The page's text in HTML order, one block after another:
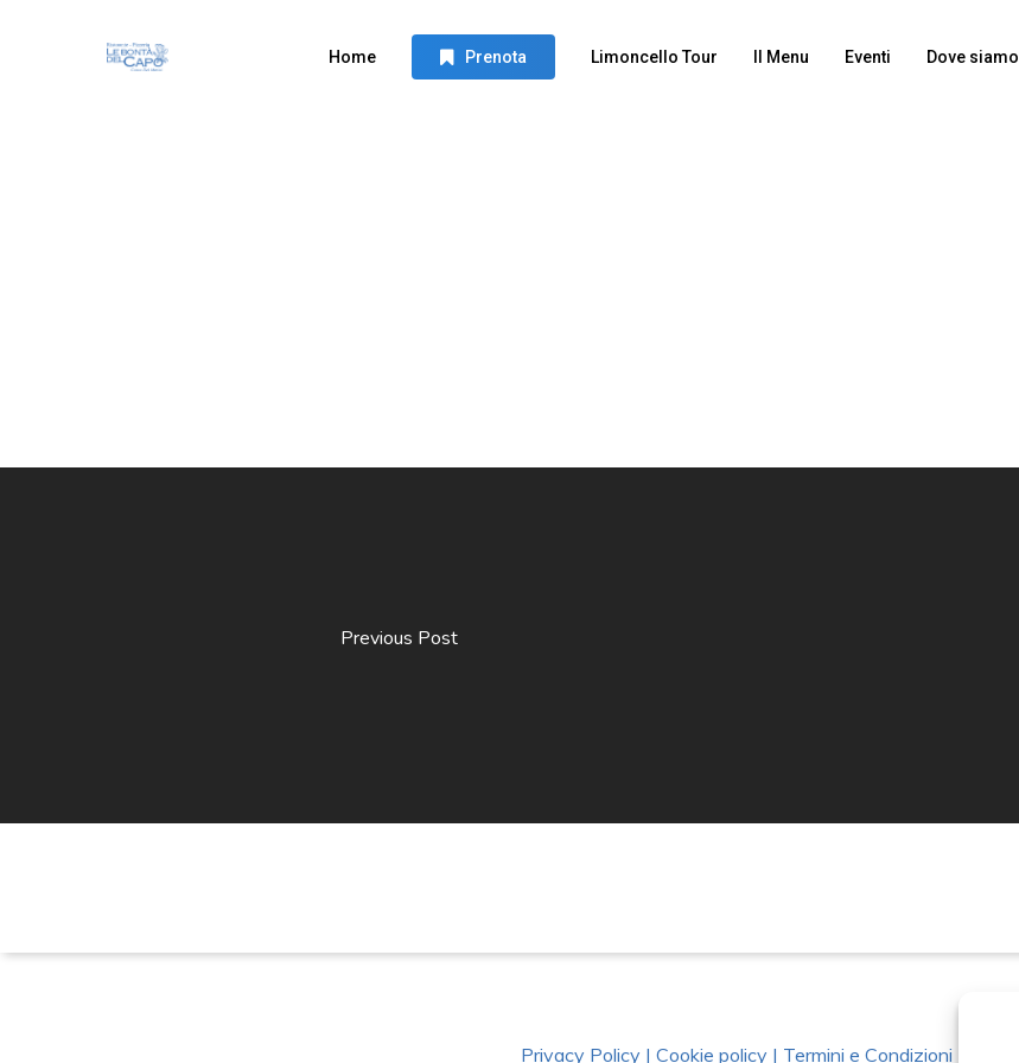
Home Prenota Limoncello Tour Il Menu Eventi Dove siamo
Previous Post
Privacy Policy | Cookie policy | Termini e Condizioni